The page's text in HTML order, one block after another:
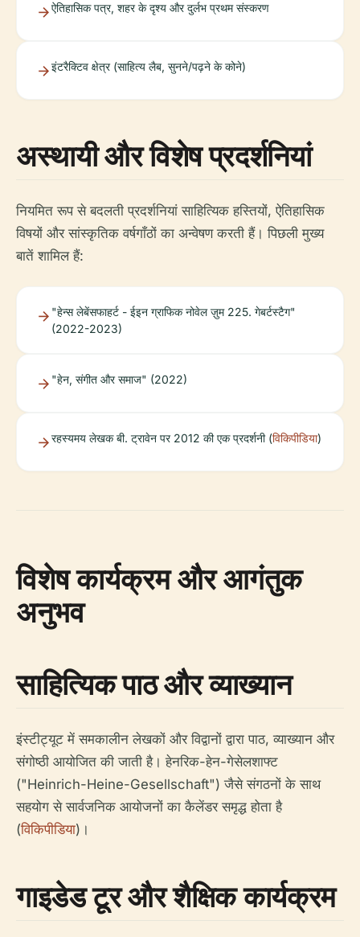
ऐतिहासिक पत्र, शहर के दृश्य और दुर्लभ प्रथम संस्करण
इंटरैक्टिव क्षेत्र (साहित्य लैब, सुनने/पढ़ने के कोने)
अस्थायी और विशेष प्रदर्शनियां
नियमित रूप से बदलती प्रदर्शनियां साहित्यिक हस्तियों, ऐतिहासिक
विषयों और सांस्कृतिक वर्षगाँठों का अन्वेषण करती हैं। पिछली मुख्य
बातें शामिल हैं:
"हेन्स लेबेंसफाहर्ट - ईइन ग्राफिक नोवेल ज़ुम 225. गेबर्टस्टैग"
(2022-2023)
"हेन, संगीत और समाज" (2022)
रहस्यमय लेखक बी. ट्रावेन पर 2012 की एक प्रदर्शनी (विकिपीडिया)
विशेष कार्यक्रम और आगंतुक
अनुभव
साहित्यिक पाठ और व्याख्यान
इंस्टीट्यूट में समकालीन लेखकों और विद्वानों द्वारा पाठ, व्याख्यान और
संगोष्ठी आयोजित की जाती है। हेनरिक-हेन-गेसेलशाफ्ट
("Heinrich-Heine-Gesellschaft") जैसे संगठनों के साथ
सहयोग से सार्वजनिक आयोजनों का कैलेंडर समृद्ध होता है
(विकिपीडिया)।
गाइडेड टूर और शैक्षिक कार्यक्रम